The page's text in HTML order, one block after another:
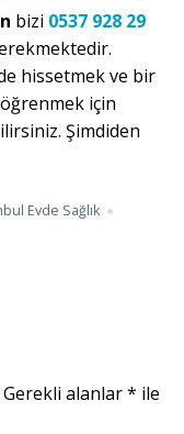
bizi 0537 928 29
hissetmek ve bir
için
Şimdiden
Evde Sağlık
Gerekli alanlar* ile